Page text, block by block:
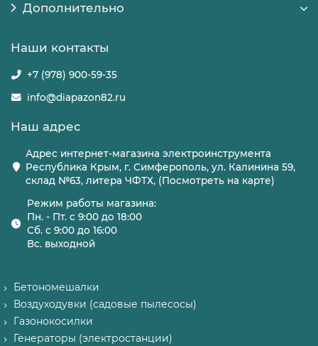
Дополнительно
Наши контакты
+7 (978) 900-59-35
info@diapazon82.ru
Наш адрес
Адрес интернет-магазина электроинструмента
Республика Крым, г. Симферополь, ул. Калинина 59,
склад №63, литера ЧФТХ, (Посмотреть на карте)
Режим работы магазина:
Пн. - Пт. с 9:00 до 18:00
Сб. с 9:00 до 16:00
Вс. выходной
Бетономешалки
Воздуходувки (садовые пылесосы)
Газонокосилки
Генераторы (электростанции)